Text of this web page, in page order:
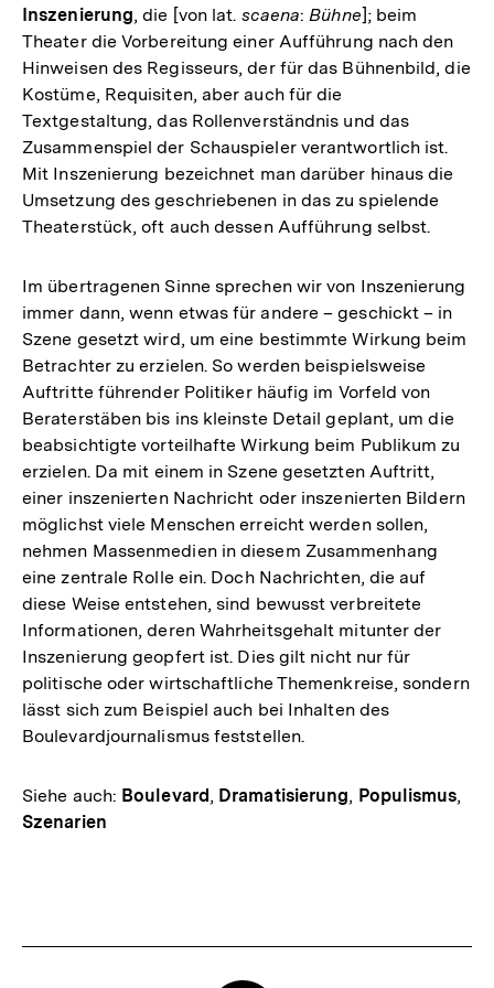
Inszenierung, die [von lat. scaena:Bühne]; beim
Theater die Vorbereitung einer Aufführung nach den
Hinweisen des Regisseurs, der für das Bühnenbild, die
Kostüme, Requisiten, aber auch für die
Textgestaltung, das Rollenverständnis und das
Zusammenspiel der Schauspieler verantwortlich ist.
Mit Inszenierung bezeichnet man darüber hinaus die
Umsetzung des geschriebenen in das zu spielende
Theaterstück, oft auch dessen Aufführung selbst.
Im übertragenen Sinne sprechen wir von Inszenierung
immer dann, wenn etwas für andere – geschickt – in
Szene gesetzt wird, um eine bestimmte Wirkung beim
Betrachter zu erzielen. So werden beispielsweise
Auftritte führender Politiker häufig im Vorfeld von
Beraterstäben bis ins kleinste Detail geplant, um die
beabsichtigte vorteilhafte Wirkung beim Publikum zu
erzielen. Da mit einem in Szene gesetzten Auftritt,
einer inszenierten Nachricht oder inszenierten Bildern
möglichst viele Menschen erreicht werden sollen,
nehmen Massenmedien in diesem Zusammenhang
eine zentrale Rolle ein. Doch Nachrichten, die auf
diese Weise entstehen, sind bewusst verbreitete
Informationen, deren Wahrheitsgehalt mitunter der
Inszenierung geopfert ist. Dies gilt nicht nur für
politische oder wirtschaftliche Themenkreise, sondern
lässt sich zum Beispiel auch bei Inhalten des
Boulevardjournalismus feststellen.
Siehe auch: Boulevard, Dramatisierung, Populismus,
Szenarien